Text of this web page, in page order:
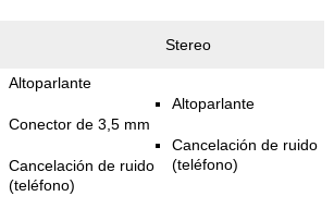
Stereo
Altoparlante
Conector de 3,5 mm
Cancelación de ruido
(teléfono)
Altoparlante
Cancelación de ruido
(teléfono)